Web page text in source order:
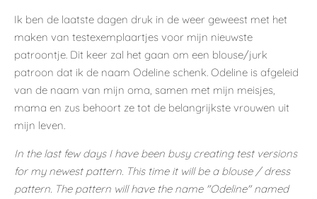
Ik ben de laatste dagen druk in de weer geweest met het
maken van testexemplaartjes voor mijn nieuwste
patroontje. Dit keer zal het gaan om een blouse/jurk
patroon dat ik de naam Odeline schenk. Odeline is afgeleid
van de naam van mijn oma, samen met mijn meisjes,
mama en zus behoort ze tot de belangrijkste vrouwen uit
mijn leven.
In the last few days I have been busy creating test versions
for my newest pattern. This time it will be a blouse / dress
pattern. The pattern will have the name "Odeline" named